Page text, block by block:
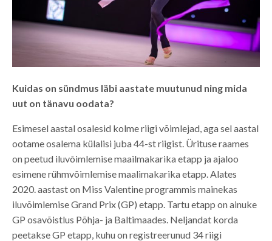
Kuidas on sündmus läbi aastate muutunud ning mida
uut on tänavu oodata?
Esimesel aastal osalesid kolme riigi võimlejad, aga sel aastal
ootame osalema külalisi juba 44-st riigist. Ürituse raames
on peetud iluvõimlemise maailmakarika etapp ja ajaloo
esimene rühmvõimlemise maalimakarika etapp. Alates
2020. aastast on Miss Valentine programmis mainekas
iluvõimlemise Grand Prix (GP) etapp. Tartu etapp on ainuke
GP osavõistlus Põhja- ja Baltimaades. Neljandat korda
peetakse GP etapp, kuhu on registreerunud 34 riigi